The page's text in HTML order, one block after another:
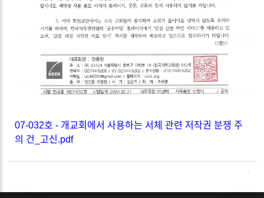
07-032호 - 개교회에서 사용하는 서체 관련 저작권 분쟁 주
의 건_고신.pdf